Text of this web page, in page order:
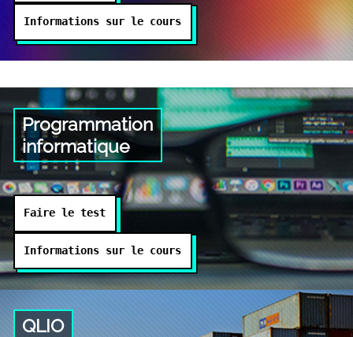
Informations sur le cours
Programmation
informatique
Faire le test
Informations sur le cours
QLIO